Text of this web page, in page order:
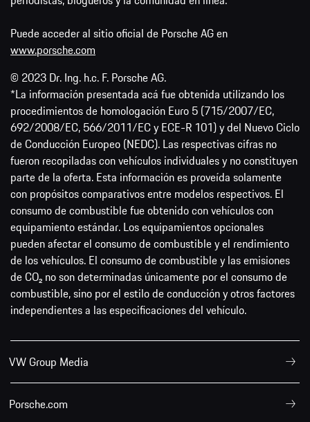
Puede acceder al sitio oficial de Porsche AG en
www.porsche.com
© 2023 Dr. Ing. h.c. F. Porsche AG.
*La información presentada acá fue obtenida utilizando los
procedimientos de homologación Euro 5 (715/2007/EC,
692/2008/EC, 566/2011/EC y ECE-R 101) y del Nuevo Ciclo
de Conducción Europeo (NEDC). Las respectivas cifras no
fueron recopiladas con vehículos individuales y no constituyen
parte de la oferta. Esta información es proveída solamente
con propósitos comparativos entre modelos respectivos. El
consumo de combustible fue obtenido con vehículos con
equipamiento estándar. Los equipamientos opcionales
pueden afectar el consumo de combustible y el rendimiento
de los vehículos. El consumo de combustible y las emisiones
de CO₂ no son determinadas únicamente por el consumo de
combustible, sino por el estilo de conducción y otros factores
independientes a las especificaciones del vehículo.
VW Group Media
Porsche.com